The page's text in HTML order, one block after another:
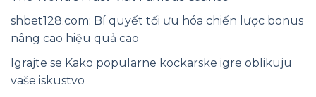
shbet128.com: Bí quyết tối ưu hóa chiến lược bonus
nâng cao hiệu quả cao
Igrajte se Kako popularne kockarske igre oblikuju
vaše iskustvo